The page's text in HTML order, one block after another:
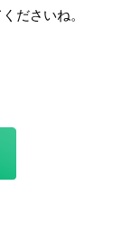
ださいね。